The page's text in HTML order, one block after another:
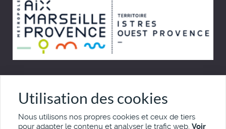
© Cinémémoire.net 1997 - 2026
Site développé par Pierre Goulaouic
Utilisation des cookies
Nous utilisons nos propres cookies et ceux de tiers
pour adapter le contenu et analyser le trafic web. Voir